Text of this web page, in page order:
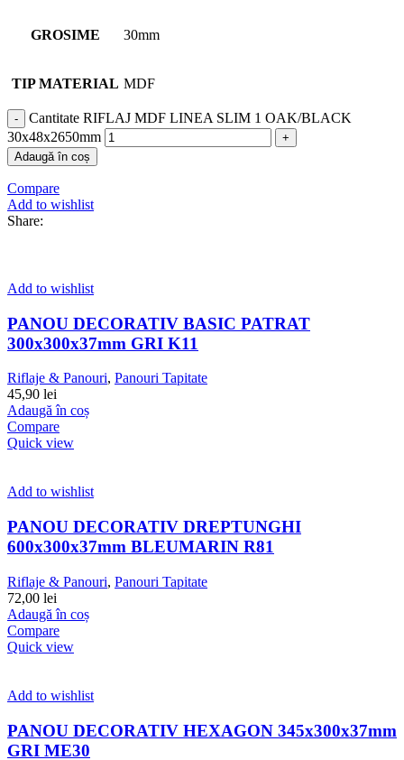
GROSIME 30mm
TIP MATERIAL MDF
Cantitate RIFLAJ MDF LINEA SLIM 1 OAK/BLACK
30x48x2650mm
Adaugă în coș
Compare
Add to wishlist
Share:
Add to wishlist
PANOU DECORATIV BASIC PATRAT
300x300x37mm GRI K11
Riflaje & Panouri, Panouri Tapitate
45,90 lei
Adaugă în coș
Compare
Quick view
Add to wishlist
PANOU DECORATIV DREPTUNGHI
600x300x37mm BLEUMARIN R81
Riflaje & Panouri, Panouri Tapitate
72,00 lei
Adaugă în coș
Compare
Quick view
Add to wishlist
PANOU DECORATIV HEXAGON 345x300x37mm
GRI ME30